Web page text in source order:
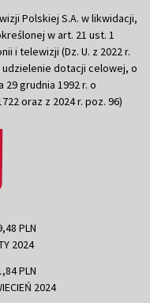
Polskiej S.A. w likwidacji,
w art. 21 ust. 1
i telewizji (Dz. U. z 2022 r.
udzielenie dotacji celowej, o
grudnia 1992 r. o
oraz z 2024 r. poz. 96)
PLN
2024
PLN
2024